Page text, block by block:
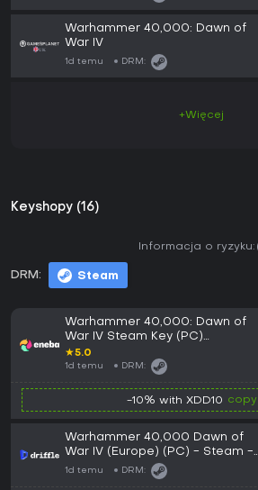
Warhammer 40,000: Dawn of
War IV
1d temu DRM:
+Więcej
Keyshopy (16)
DRM: Steam
Informacja o ryzyku:
Warhammer 40,000: Dawn of
War IV Steam Key (PC)
EUROPE
★5.0
1d temu DRM:
-10% with XDD10 copy
Warhammer 40,000 Dawn of
War IV (Europe) (PC) - Steam -
Digital Key
1d temu DRM: